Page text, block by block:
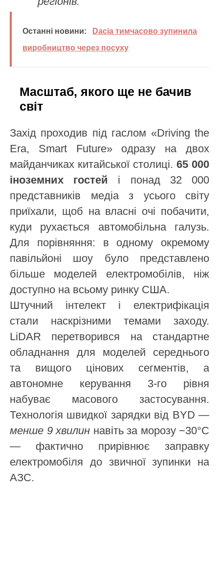
Останні новини:
Dacia тимчасово зупинила
виробництво через посуху
Масштаб, якого ще не бачив
світ
Захід проходив під гаслом «Driving the
Era, Smart Future» одразу на двох
майданчиках китайської столиці. 65 000
іноземних гостей і понад 32 000
представників медіа з усього світу
приїхали, щоб на власні очі побачити,
куди рухається автомобільна галузь.
Для порівняння: в одному окремому
павільйоні шоу було представлено
більше моделей електромобілів, ніж
доступно на всьому ринку США.
Штучний інтелект і електрифікація
стали наскрізними темами заходу.
LiDAR перетворився на стандартне
обладнання для моделей середнього
та вищого цінових сегментів, а
автономне керування 3-го рівня
набуває масового застосування.
Технологія швидкої зарядки від BYD —
менше 9 хвилин навіть за морозу −30°C
— фактично прирівнює заправку
електромобіля до звичної зупинки на
АЗС.